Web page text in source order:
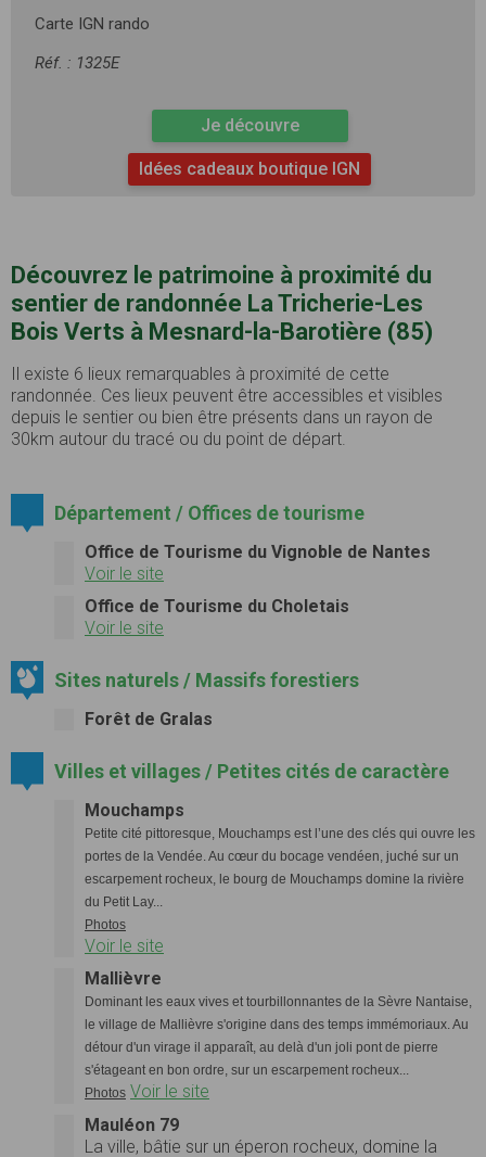
Carte IGN rando
Réf. : 1325E
Je découvre
Idées cadeaux boutique IGN
Découvrez le patrimoine à proximité du
sentier de randonnée La Tricherie-Les
Bois Verts à Mesnard-la-Barotière (85)
Il existe 6 lieux remarquables à proximité de cette
randonnée. Ces lieux peuvent être accessibles et visibles
depuis le sentier ou bien être présents dans un rayon de
30km autour du tracé ou du point de départ.
Département / Offices de tourisme
Office de Tourisme du Vignoble de Nantes
Voir le site
Office de Tourisme du Choletais
Voir le site
Sites naturels / Massifs forestiers
Forêt de Gralas
Villes et villages / Petites cités de caractère
Mouchamps
Petite cité pittoresque, Mouchamps est l’une des clés qui ouvre les
portes de la Vendée. Au cœur du bocage vendéen, juché sur un
escarpement rocheux, le bourg de Mouchamps domine la rivière
du Petit Lay...
Photos
Voir le site
Mallièvre
Dominant les eaux vives et tourbillonnantes de la Sèvre Nantaise,
le village de Mallièvre s'origine dans des temps immémoriaux. Au
détour d'un virage il apparaît, au delà d'un joli pont de pierre
s'étageant en bon ordre, sur un escarpement rocheux...
Photos Voir le site
Mauléon 79
La ville, bâtie sur un éperon rocheux, domine la